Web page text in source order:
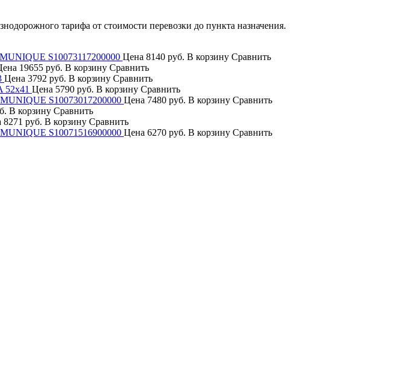
тарифа от стоимости перевозки до пункта назначения.
S10073117200000 Цена 8140 руб. В корзину Сравнить
19655 руб. В корзину Сравнить
Цена 3792 руб. В корзину Сравнить
52x41 Цена 5790 руб. В корзину Сравнить
S10073017200000 Цена 7480 руб. В корзину Сравнить
В корзину Сравнить
8271 руб. В корзину Сравнить
S10071516900000 Цена 6270 руб. В корзину Сравнить